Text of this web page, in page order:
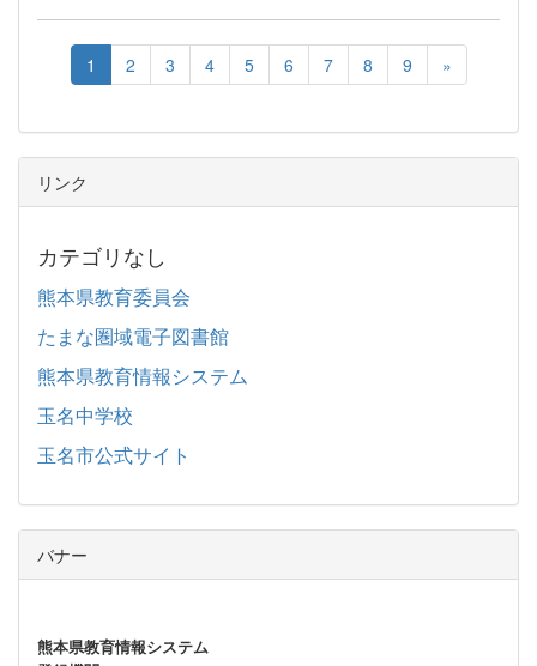
1 2 3 4 5 6 7 8 9 »
リンク
カテゴリなし
熊本県教育委員会
たまな圏域電子図書館
熊本県教育情報システム
玉名中学校
玉名市公式サイト
バナー
熊本県教育情報システム